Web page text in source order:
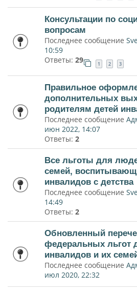
Консультации по
вопросам
Последнее сообщение
10:59
Ответы: 29 1 2 3
Правильное
дополнительных
родителям детей
Последнее сообщение
июн 2022, 14:07
Ответы: 2
Все льготы для
семей,
инвалидов с детства
Последнее сообщение
14:49
Ответы: 2
Обновленный
федеральных льгот
инвалидов и их
Последнее сообщение
июл 2020, 22:32